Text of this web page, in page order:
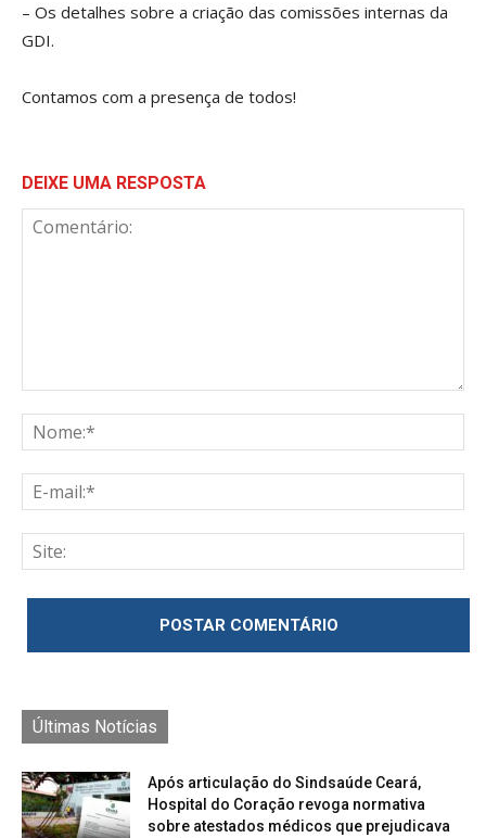
– Os detalhes sobre a criação das comissões internas da
GDI.
Contamos com a presença de todos!
DEIXE UMA RESPOSTA
Últimas Notícias
Após articulação do Sindsaúde Ceará,
Hospital do Coração revoga normativa
sobre atestados médicos que prejudicava